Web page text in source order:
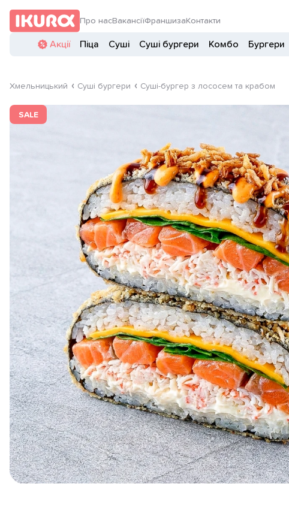
Про насВакансіїФраншиза Контакти
Акції Піца Суші Суші бургери Комбо Бургери
Хмельницький Суші бургери Суші-бургер з лососем та крабом
SALE